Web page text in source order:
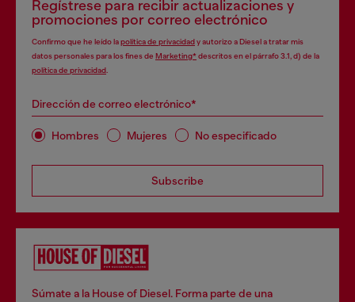
Regístrese para recibir actualizaciones y
promociones por correo electrónico
Confirmo que he leído lapolítica de privacidady autorizo a Diesel a tratar mis
datos personales para los fines de Marketing*descritos en el párrafo 3.1, d) de la
política de privacidad
Dirección de correo electrónico*
Hombres Mujeres No especificado
Subscribe
Súmate a la House of Diesel. Forma parte de una